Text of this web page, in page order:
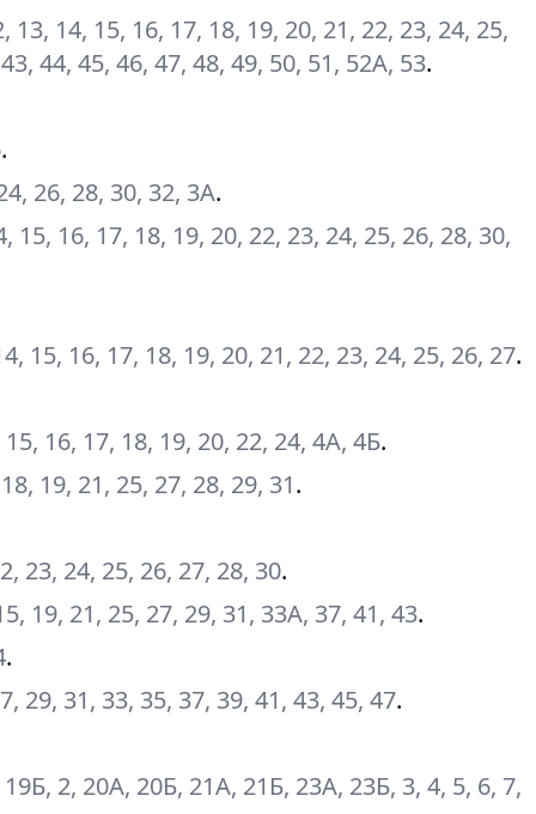
14, 15, 16, 17, 18, 19, 20, 21, 22, 23, 24, 25,
44, 45, 46, 47, 48, 49, 50, 51, 52А, 53.
.
26, 28, 30, 32, 3А.
15, 16, 17, 18, 19, 20, 22, 23, 24, 25, 26, 28, 30,
15, 16, 17, 18, 19, 20, 21, 22, 23, 24, 25, 26, 27.
16, 17, 18, 19, 20, 22, 24, 4А, 4Б.
19, 21, 25, 27, 28, 29, 31.
23, 24, 25, 26, 27, 28, 30.
19, 21, 25, 27, 29, 31, 33А, 37, 41, 43.
.
29, 31, 33, 35, 37, 39, 41, 43, 45, 47.
2, 20А, 20Б, 21А, 21Б, 23А, 23Б, 3, 4, 5, 6, 7,